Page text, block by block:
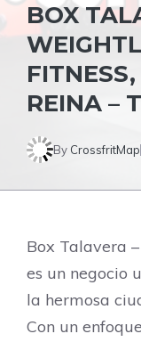
BOX
REINA –
By CrossfritMap
Box Talavera
es un negocio
la hermosa
Con un